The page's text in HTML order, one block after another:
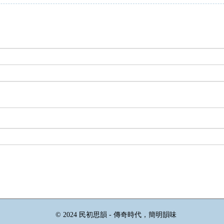
© 2024 民初思韻 - 傳奇時代，簡明韻味